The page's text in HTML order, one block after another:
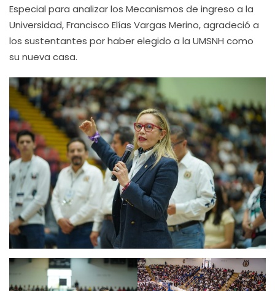
Especial para analizar los Mecanismos de ingreso a la
Universidad, Francisco Elías Vargas Merino, agradeció a
los sustentantes por haber elegido a la UMSNH como
su nueva casa.